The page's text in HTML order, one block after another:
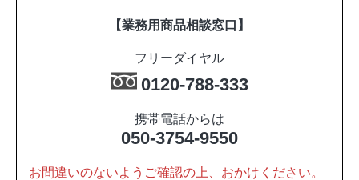
【業務用商品相談窓口】
フリーダイヤル
0120-788-333
携帯電話からは
050-3754-9550
お間違いのないようご確認の上、おかけください。